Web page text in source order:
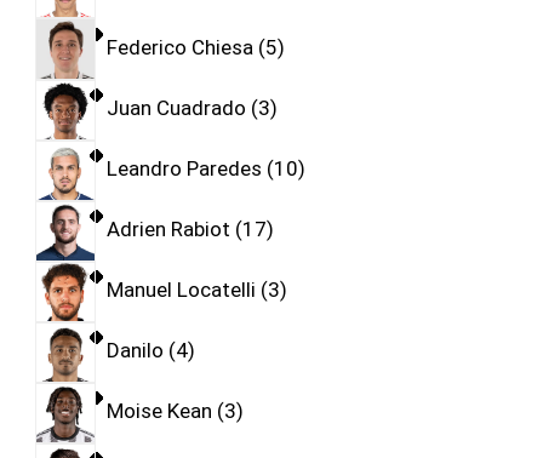
Federico Chiesa 5
Juan Cuadrado 3
Leandro Paredes 10
Adrien Rabiot 17
Manuel Locatelli 3
Danilo 4
Moise Kean 3